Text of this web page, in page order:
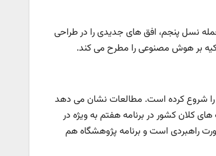
نسل پنجم، افق های جدیدی را در طراحی
بر هوش مصنوعی را مطرح می کند.
ششم ارتباطی را شروع کرده است. مطالعات نشان می دهد
های کلان کشور در برنامه هفتم به ویژه در
راهبردی است و برنامه پژوهشگاه هم